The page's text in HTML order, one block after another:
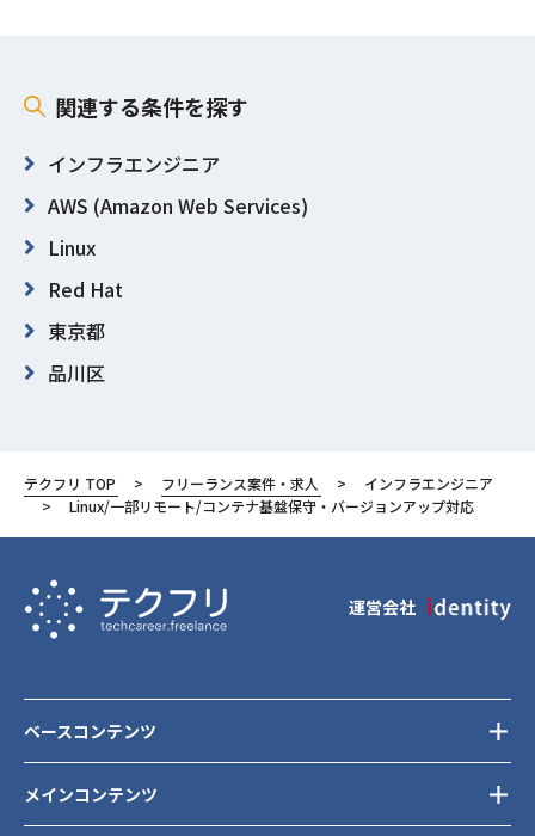
関連する条件を探す
インフラエンジニア
AWS (Amazon Web Services)
Linux
Red Hat
東京都
品川区
テクフリ TOP フリーランス案件・求人
インフラエンジニア
Linux/一部リモート/コンテナ基盤保守・バージョンアップ対応
運営会社
メインコンテンツ
ベースコンテンツ